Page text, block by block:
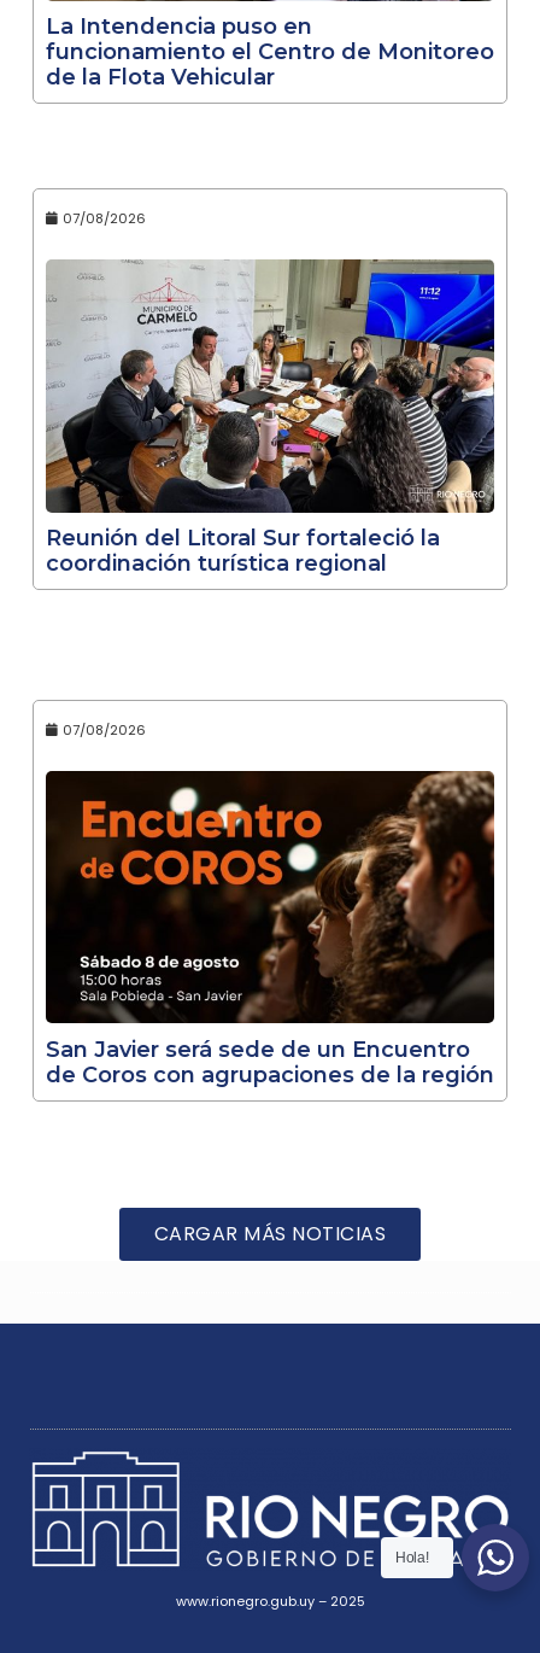
La Intendencia puso en
funcionamiento el Centro de Monitoreo
de la Flota Vehicular
07/08/2026
Reunión del Litoral Sur fortaleció la
coordinación turística regional
07/08/2026
San Javier será sede de un Encuentro
de Coros con agrupaciones de la región
CARGAR MÁS NOTICIAS
www.rionegro.gub.uy – 2025
Hola!